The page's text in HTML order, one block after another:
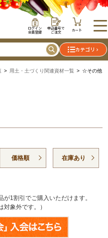
ログイン
会員登録
申込番号で
ご注文 カート
カテゴリ
> 用土・土づくり関連資材一覧 > ☆その他
価格順 在庫あり
1割引でご購入いただけます。
象外です。）